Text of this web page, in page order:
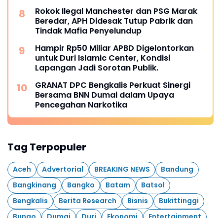
Rokok Ilegal Manchester dan PSG Marak
Beredar, APH Didesak Tutup Pabrik dan
Tindak Mafia Penyelundup
Hampir Rp50 Miliar APBD Digelontorkan
untuk Duri Islamic Center, Kondisi
Lapangan Jadi Sorotan Publik.
GRANAT DPC Bengkalis Perkuat Sinergi
Bersama BNN Dumai dalam Upaya
Pencegahan Narkotika
Tag Terpopuler
Aceh Advertorial BREAKING NEWS
Bandung
Bangkinang
Bangko Batam
Batsol
Bengkalis
Berita Research Bisnis
Bukittinggi